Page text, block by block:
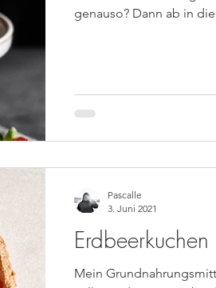
genauso? Dann ab in
Erdbeerkuchen
Mein
Pascalle
3. Juni 2021